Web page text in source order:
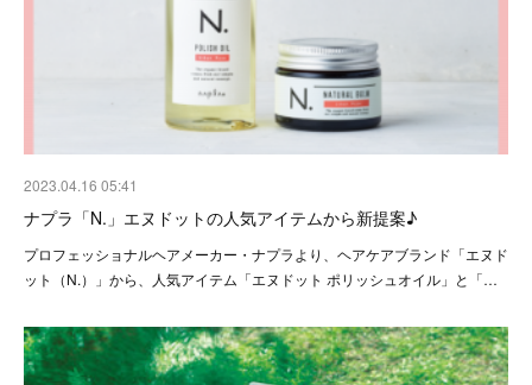
2023.04.16 05:41
ナプラ「N.」エヌドットの人気アイテムから新提案♪
プロフェッショナルヘアメーカー・ナプラより、ヘアケアブランド「エヌド
ット（N.）」から、人気アイテム「エヌドット ポリッシュオイル」と「…